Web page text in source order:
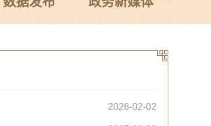
2026-02-02